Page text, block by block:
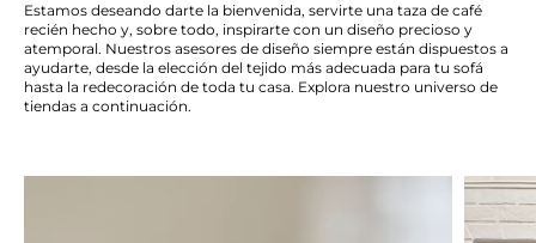
Estamos deseando darte la bienvenida, servirte una taza de café
recién hecho y, sobre todo, inspirarte con un diseño precioso y
atemporal. Nuestros asesores de diseño siempre están dispuestos a
ayudarte, desde la elección del tejido más adecuada para tu sofá
hasta la redecoración de toda tu casa. Explora nuestro universo de
tiendas a continuación.